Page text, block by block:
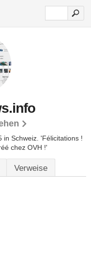
in Schweiz. 'Félicitations !
chez OVH !'
Verweise